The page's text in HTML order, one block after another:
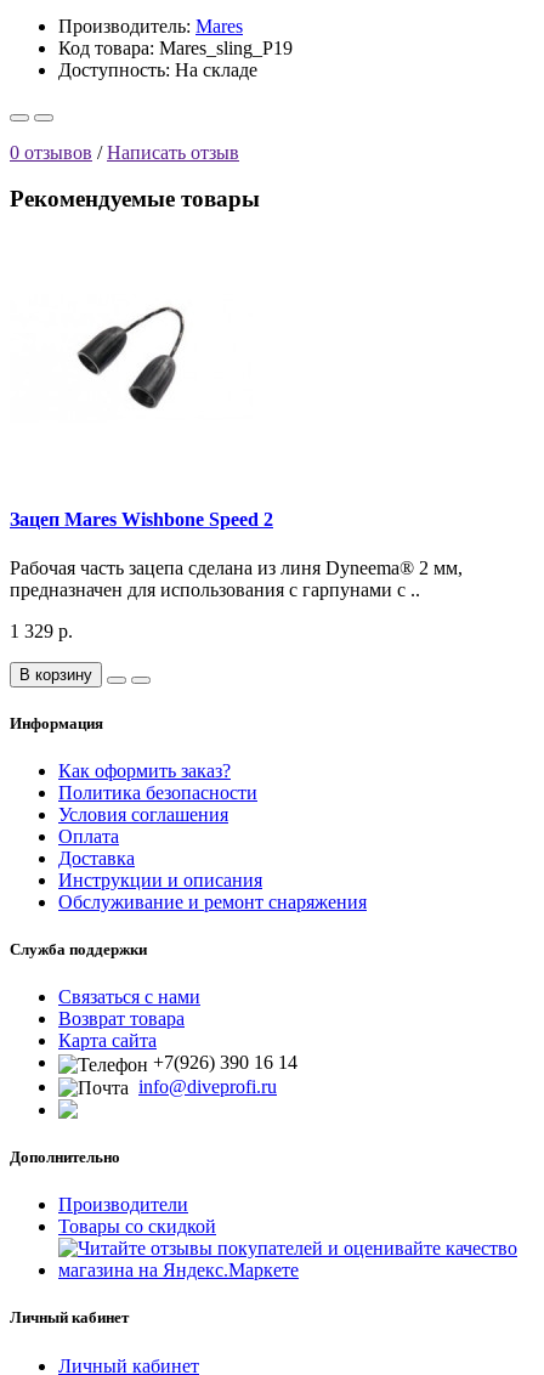
Производитель: Mares
Код товара: Mares_sling_P19
Доступность: На складе
0 отзывов /Написать отзыв
Рекомендуемые товары
Зацеп Mares Wishbone Speed 2
Рабочая часть зацепа сделана из линя Dyneema® 2 мм,
предназначен для использования с гарпунами с ..
1 329 р.
В корзину
Информация
Как оформить заказ?
Политика безопасности
Условия соглашения
Оплата
Доставка
Инструкции и описания
Обслуживание и ремонт снаряжения
Служба поддержки
Связаться с нами
Возврат товара
Карта сайта
+7(926) 390 16 14
info@diveprofi.ru
Дополнительно
Производители
Товары со скидкой
Личный кабинет
Личный кабинет